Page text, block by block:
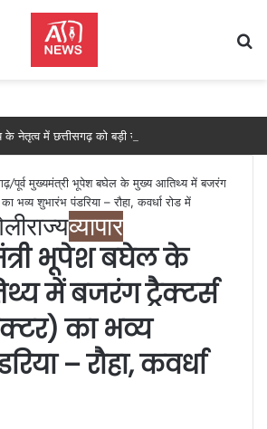
/पूर्व मुख्यमंत्री भूपेश बघेल के मुख्य आतिथ्य में बजरंग
भव्य शुभारंभ पंडरिया – रौहा, कवर्धा रोड में
राज्यव्यापार
भूपेश बघेल के
में बजरंग ट्रैक्टर्स
का भव्य
– रौहा, कवर्धा